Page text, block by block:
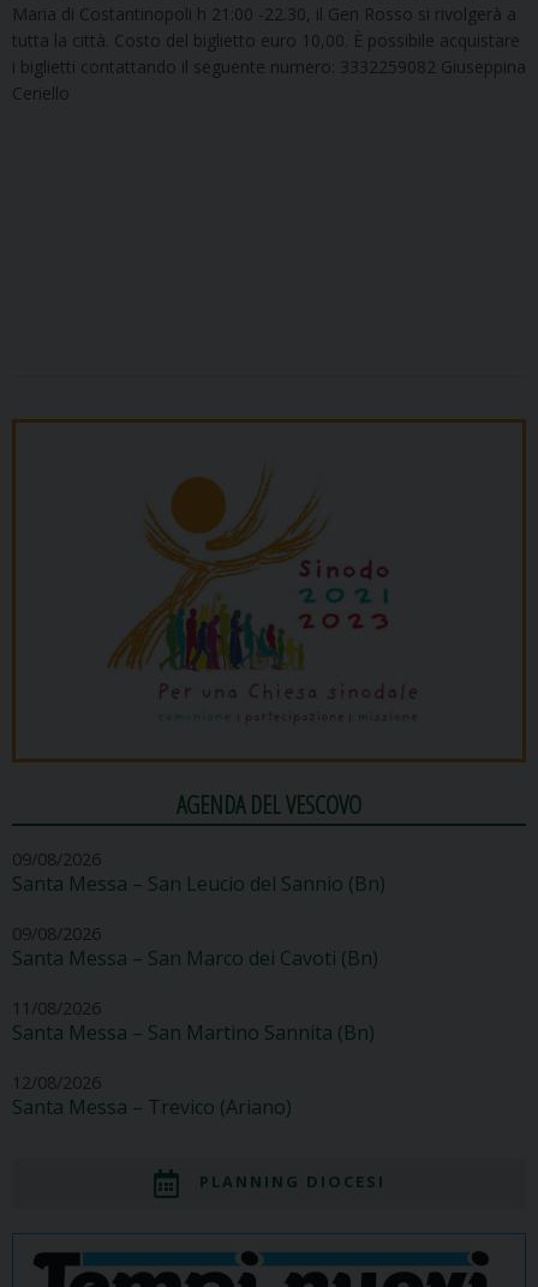
Maria di Costantinopoli h 21:00 -22.30, il Gen Rosso si rivolgerà a
tutta la città. Costo del biglietto euro 10,00. È possibile acquistare
i biglietti contattando il seguente numero: 3332259082 Giuseppina
Ceriello
AGENDA DEL VESCOVO
09/08/2026
Santa Messa – San Leucio del Sannio (Bn)
09/08/2026
Santa Messa – San Marco dei Cavoti (Bn)
11/08/2026
Santa Messa – San Martino Sannita (Bn)
12/08/2026
Santa Messa – Trevico (Ariano)
PLANNING DIOCESI